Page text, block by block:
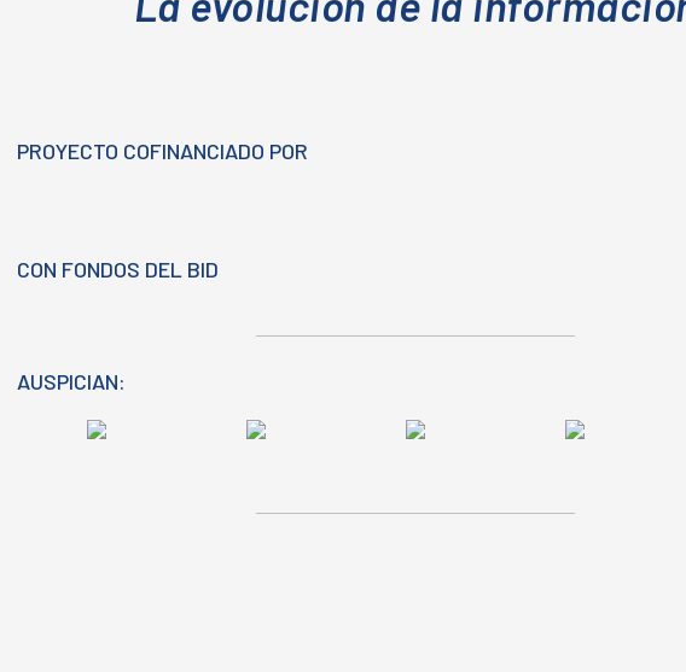
PROYECTO COFINANCIADO POR
CON FONDOS DEL BID
AUSPICIAN: